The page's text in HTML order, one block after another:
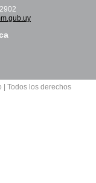
Todos los derechos